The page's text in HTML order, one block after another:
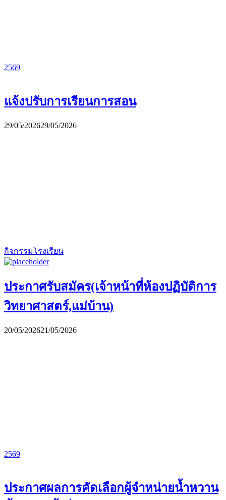
2569
แจ้งปรับการเรียนการสอน
29/05/202629/05/2026
กิจกรรมโรงเรียน
ประกาศรับสมัคร(เจ้าหน้าที่ห้องปฏิบัติการ
วิทยาศาสตร์,แม่บ้าน)
20/05/202621/05/2026
2569
ประกาศผลการคัดเลือกผู้จำหน่ายน้ำหวาน